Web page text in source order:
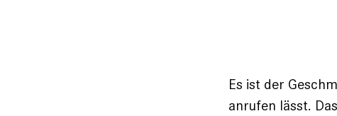
Es ist der
anrufen lässt.